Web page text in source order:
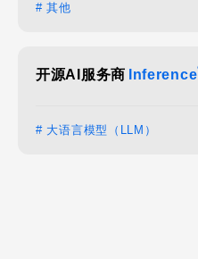
# 其他
开源AI服务商 Inference
# 大语言模型（LLM）